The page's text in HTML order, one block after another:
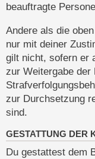
beauftragte
Andere als die
nur mit deiner
gilt nicht, sofern er
zur Weitergabe der
zur Durchsetzung
sind.
GESTATTUNG DER
Du gestattest dem